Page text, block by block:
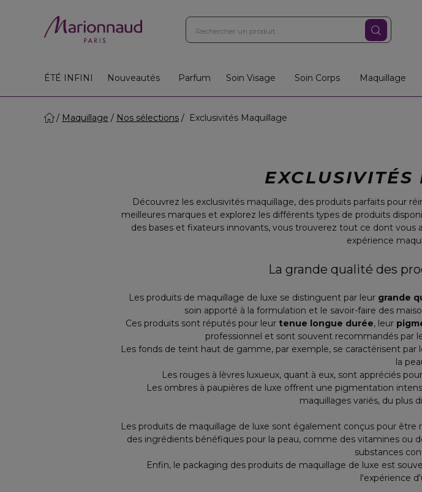
ÉTÉ INFINI Nouveautés Parfum Soin Visage Soin Corps Maquillage
Maquillage Nos sélections Exclusivités Maquillage
Découvrez les exclusivités maquillage, des produits parfaits pour
meilleures marques et explorez les différents types de produits
des bases et fixateurs innovants, vous trouverez tout ce dont
expérience
La grande qualité des
Les produits de maquillage de luxe se distinguent par leur grande
soin apporté à la formulation et le savoir-faire des
Ces produits sont réputés pour leur tenue longue durée, leur
professionnel et sont souvent recommandés par
Les fonds de teint haut de gamme, par exemple, se caractérisent
la
Les rouges à lèvres luxueux, quant à eux, sont appréciés
Les ombres à paupières de luxe offrent une pigmentation
maquillages variés, du plus
Les produits de maquillage de luxe sont également conçus pour
des ingrédients bénéfiques pour la peau, comme des vitamines ou
substances
Enfin, le packaging des produits de maquillage de luxe est
l'expérience